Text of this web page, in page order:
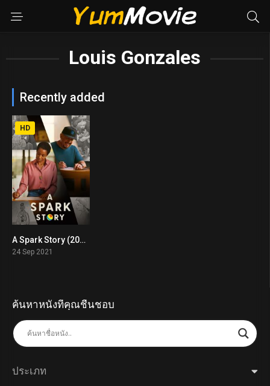
Louis Gonzales
Recently added
5.5
HD
A Spark Story (2021)
24 Sep 2021
ค้นหาหนังที่คุณชื่นชอบ
ประเภท